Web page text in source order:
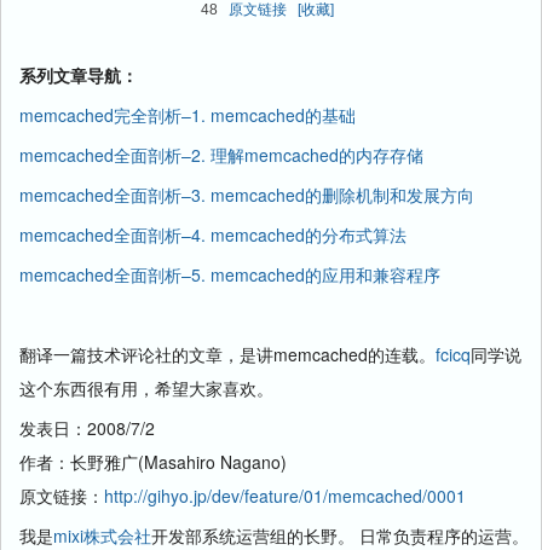
48 原文链接 [收藏]
系列文章导航：
memcached完全剖析–1. memcached的基础
memcached全面剖析–2. 理解memcached的内存存储
memcached全面剖析–3. memcached的删除机制和发展方向
memcached全面剖析–4. memcached的分布式算法
memcached全面剖析–5. memcached的应用和兼容程序
翻译一篇技术评论社的文章，是讲memcached的连载。 fcicq同学说
这个东西很有用，希望大家喜欢。
发表日：2008/7/2
作者：长野雅广(Masahiro Nagano)
原文链接： http://gihyo.jp/dev/feature/01/memcached/0001
我是mixi株式会社开发部系统运营组的长野。 日常负责程序的运营。